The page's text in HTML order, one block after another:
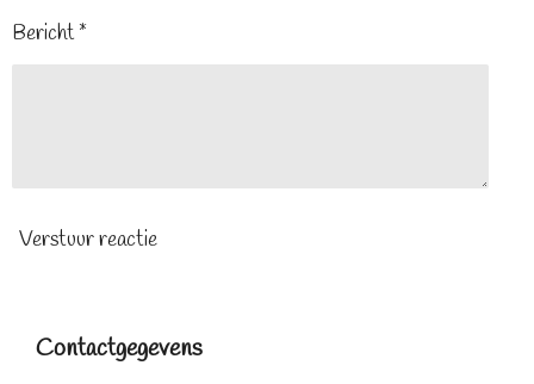
Bericht *
Verstuur reactie
Contactgegevens